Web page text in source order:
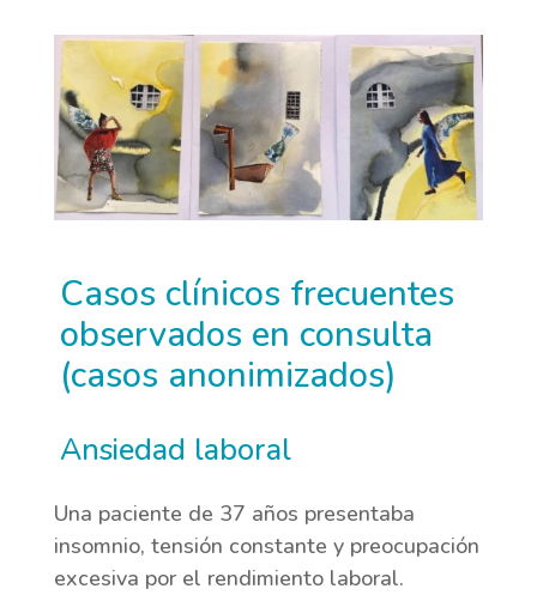
Casos clínicos frecuentes
observados en consulta
(casos anonimizados)
Ansiedad laboral
Una paciente de 37 años presentaba
insomnio, tensión constante y preocupación
excesiva por el rendimiento laboral.